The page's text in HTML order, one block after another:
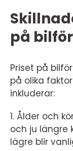
på
Priset på
på olika
inkluderar:
1. Ålder och
och ju längre
lägre blir